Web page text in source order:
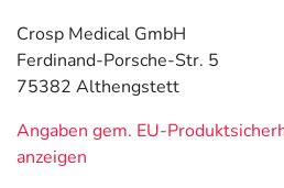
Crosp Medical GmbH
Ferdinand-Porsche-Str. 5
75382 Althengstett
Angaben gem. EU-
anzeigen